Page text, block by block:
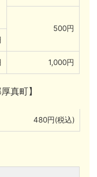
500円
1,000円
真町】
480円(税込)